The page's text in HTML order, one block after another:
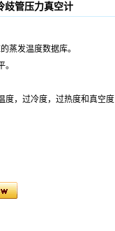
歧管压力真空计
蒸发温度数据库。
度，过冷度，过热度和真空度